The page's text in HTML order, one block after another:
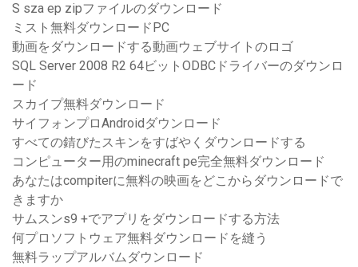
S sza ep zipファイルのダウンロード
ミスト無料ダウンロードPC
動画をダウンロードする動画ウェブサイトのロゴ
SQL Server 2008 R2 64ビットODBCドライバーのダウンロ
ード
スカイプ無料ダウンロード
サイフォンプロAndroidダウンロード
すべての錆びたスキンをすばやくダウンロードする
コンピューター用のminecraft pe完全無料ダウンロード
あなたはcompiterに無料の映画をどこからダウンロードで
きますか
サムスンs9 +でアプリをダウンロードする方法
何プロソフトウェア無料ダウンロードを縫う
無料ラップアルバムダウンロード